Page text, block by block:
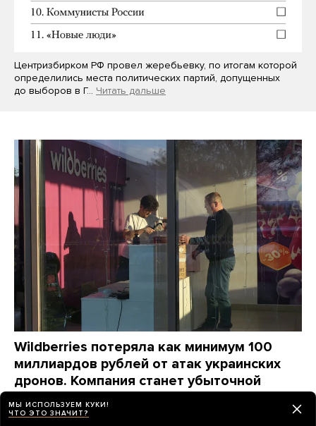
Центризбирком РФ провел жеребьевку, по итогам которой
определились места политических партий, допущенных
до выборов в Г… Читать дальше
Wildberries потеряла как минимум 100
миллиардов рублей от атак украинских
дронов. Компания станет убыточной
на годы, ей придется «переизобретать
себя заново», пишет The Bell
МЫ ИСПОЛЬЗУЕМ КУКИ!
ЧТО ЭТО ЗНАЧИТ?